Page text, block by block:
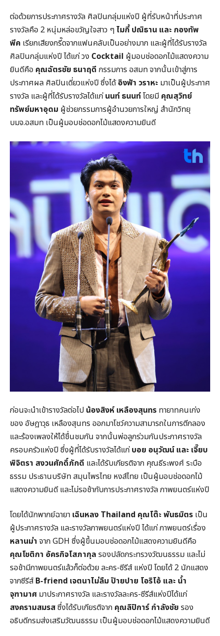
ต่อด้วยการประกาศรางวัล ศิลปินกลุ่มแห่งปี ผู้ที่รับหน้าที่ประกาศ
รางวัลคือ 2 หนุ่มหล่อขวัญใจสาว ๆไมกี้ ปณิธาน และ กองทัพ
พีค เรียกเสียงกรี๊ดจากแฟนคลับเป็นอย่างมาก และผู้ที่ได้รับรางวัล
ศิลปินกลุ่มแห่งปี ได้แก่ วง Cocktail ผู้มอบช่อดอกไม้แสดงความ
ยินดีคือ คุณฉัตรชัย ธนาฤดี กรรมการ อสมท จากนั้นเข้าสู่การ
ประกาศผล ศิลปินเดี่ยวแห่งปี ซึ่งได้อิงฟ้า วราหะ มาเป็นผู้ประกาศ
รางวัล และผู้ที่ได้รับรางวัลได้แก่นนท์ ธนนท์โดยมี คุณสุวิทย์
ทรัพย์มหาอุดม ผู้ช่วยกรรมการผู้อำนวยการใหญ่ สำนักวิทยุ
บมจ.อสมท เป็นผู้มอบช่อดอกไม้แสดงความยินดี
ก่อนจะนำเข้ารางวัลต่อไป น้องสิงห์ เหลืองสุนทร ทายาทคนเก่ง
ของ อัษฎาวุธ เหลืองสุนทร ออกมาโชว์ความสามารถในการตีกลอง
และร้องเพลงให้ได้ชื่นชมกัน จากนั้นพ่อลูกร่วมกันประกาศรางวัล
ครอบครัวแห่งปี ซึ่งผู้ที่ได้รับรางวัลได้แก่บอย อนุวัฒน์ และ เจี๊ยบ
พิจิตรา สงวนศักดิ์ภักดี และได้รับเกียรติจาก คุณธีระพงศ์ ระบือ
ธรรม ประธานบริษัท สมุนไพรไทย หงส์ไทย เป็นผู้มอบช่อดอกไม้
แสดงความยินดี และไม่รอช้ากับการประกาศรางวัล ภาพยนตร์แห่งปี
โดยได้นักพากย์ฉายา เฉินหลง Thailand คุณโต๊ะ พันธมิตร เป็น
ผู้ประกาศรางวัล และรางวัลภาพยนตร์แห่งปี ได้แก่ ภาพยนตร์เรื่อง
หลานม่า จาก GDH ซึ่งผู้ขึ้นมอบช่อดอกไม้แสดงความยินดีคือ
คุณโชติกา อัครกิจโสภากุล รองปลัดกระทรวงวัฒนธรรม และไม่
รอช้ามีภาพยนตร์แล้วก็ต่อด้วย ละคร-ซีรีส์ แห่งปี โดยได้ 2 นักแสดง
จากซีรีส์ B-friend เจตนาไม่ลืม ป๊ายปาย โอริโอ้ และ น้ำ
จุฑามาศ มาประกาศรางวัล และรางวัลละคร-ซีรีส์แห่งปีได้แก่
สงครามสมรสซึ่งได้รับเกียรติจาก คุณลิปิการ์ กำลังชัย รอง
อธิบดีกรมส่งเสริมวัฒนธรรม เป็นผู้มอบช่อดอกไม้แสดงความยินดี